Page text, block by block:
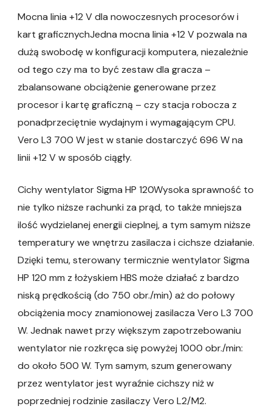
Mocna linia +12 V dla nowoczesnych procesorów i
kart graficznychJedna mocna linia +12 V pozwala na
dużą swobodę w konfiguracji komputera, niezależnie
od tego czy ma to być zestaw dla gracza –
zbalansowane obciążenie generowane przez
procesor i kartę graficzną – czy stacja robocza z
ponadprzeciętnie wydajnym i wymagającym CPU.
Vero L3 700 W jest w stanie dostarczyć 696 W na
linii +12 V w sposób ciągły.
Cichy wentylator Sigma HP 120Wysoka sprawność to
nie tylko niższe rachunki za prąd, to także mniejsza
ilość wydzielanej energii cieplnej, a tym samym niższe
temperatury we wnętrzu zasilacza i cichsze działanie.
Dzięki temu, sterowany termicznie wentylator Sigma
HP 120 mm z łożyskiem HBS może działać z bardzo
niską prędkością (do 750 obr./min) aż do połowy
obciążenia mocy znamionowej zasilacza Vero L3 700
W. Jednak nawet przy większym zapotrzebowaniu
wentylator nie rozkręca się powyżej 1000 obr./min:
do około 500 W. Tym samym, szum generowany
przez wentylator jest wyraźnie cichszy niż w
poprzedniej rodzinie zasilaczy Vero L2/M2.